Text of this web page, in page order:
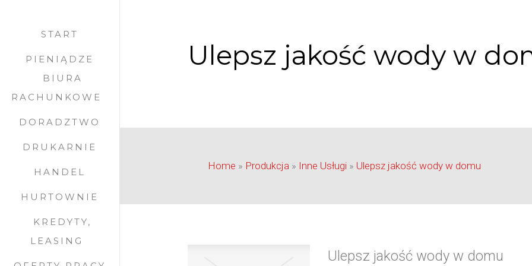
START
PIENIĄDZE
BIURA
RACHUNKOWE
DORADZTWO
DRUKARNIE
HANDEL
HURTOWNIE
KREDYTY,
LEASING
Ulepsz jakość wody w
Home » Produkcja» Inne Usługi» Ulepsz jakość wody w domu
Ulepsz jakość wody w domu